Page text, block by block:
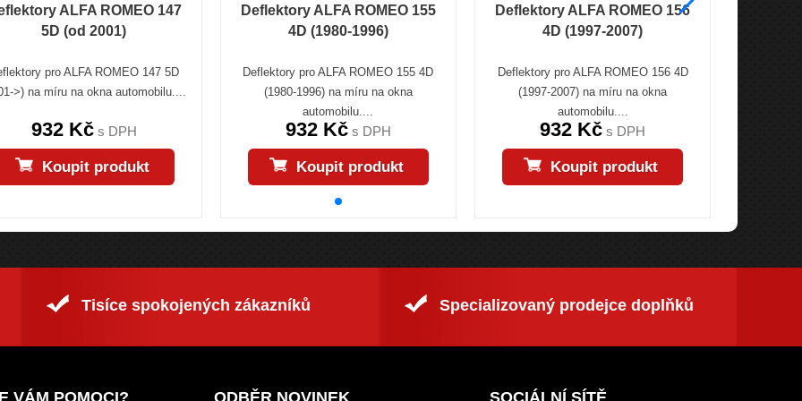
ALFA ROMEO 147
5D (od 2001)
pro ALFA ROMEO 147 5D
>) na míru na okna automobilu....
932 Kčs DPH
Koupit produkt
Deflektory ALFA ROMEO 155
4D (1980-1996)
Deflektory pro ALFA ROMEO 155 4D
(1980-1996) na míru na okna
automobilu....
932 Kčs DPH
Koupit produkt
Deflektory ALFA ROMEO 156
4D (1997-2007)
Deflektory pro ALFA ROMEO 156 4D
(1997-2007) na míru na okna
automobilu....
932 Kč s DPH
Koupit produkt
Tisíce spokojených zákazníků Specializovaný prodejce doplňků
VÁM POMOCI? ODBĚR NOVINEK SOCIÁLNÍ SÍTĚ